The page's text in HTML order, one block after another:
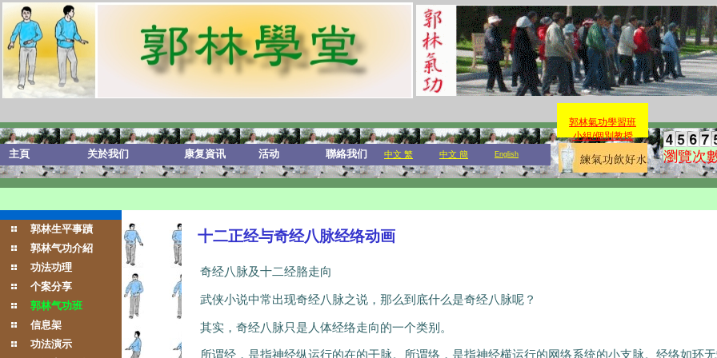
瀏覽次
主頁 关於我们 康复資讯 活动 聯絡我们 中文 繁 中文 簡 English
郭林氣功學習班
小組/個別教授
郭林生平事蹟
郭林气功介紹
功法功理
个案分享
郭林气功班
信息架
功法演示
十二正经与奇经八脉经络动画
奇经八脉及十二经胳走向
武侠小说中常出现奇经八脉之说，那么到底什么是奇经八脉呢？
其实，奇经八脉只是人体经络走向的一个类别。
所谓经，是指神经纵运行的在的干脉。所谓络，是指神经横运行的网络系统的小支脉。经络如环